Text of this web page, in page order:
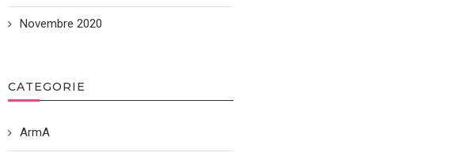
Novembre 2020
CATEGORIE
ArmA